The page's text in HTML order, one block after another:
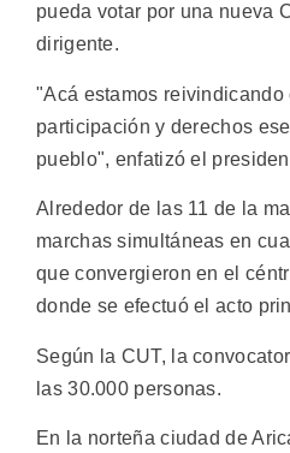
pueda votar por una nueva
dirigente.
"Acá estamos reivindicando
participación y derechos
pueblo", enfatizó el
Alrededor de las 11 de la
marchas simultáneas en
que convergieron en el
donde se efectuó el acto
Según la CUT, la
las 30.000 personas.
En la norteña ciudad de